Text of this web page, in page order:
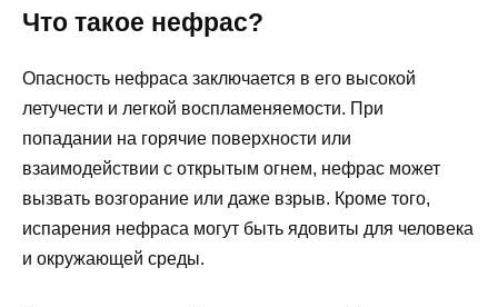
Что такое нефрас?
Опасность нефраса заключается в его высокой
летучести и легкой воспламеняемости. При
попадании на горячие поверхности или
взаимодействии с открытым огнем, нефрас может
вызвать возгорание или даже взрыв. Кроме того,
испарения нефраса могут быть ядовиты для человека
и окружающей среды.